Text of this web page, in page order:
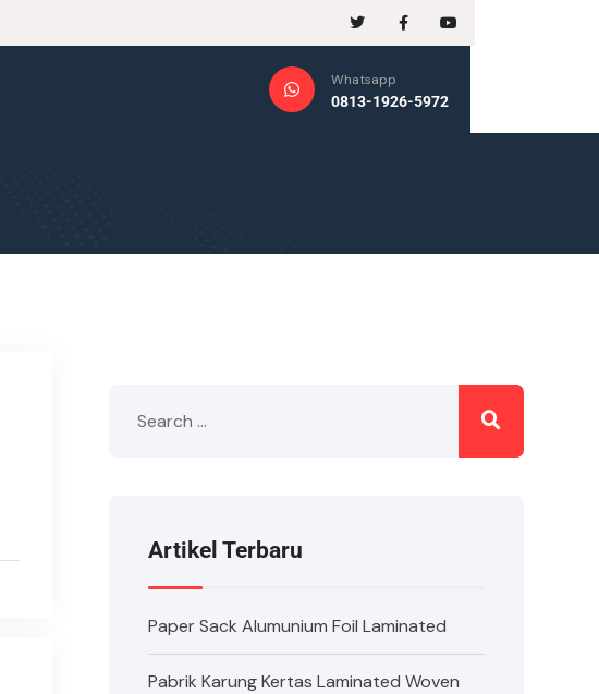
Whatsapp
0813-1926-5972
Artikel Terbaru
Paper Sack Alumunium Foil Laminated
Pabrik Karung Kertas Laminated Woven